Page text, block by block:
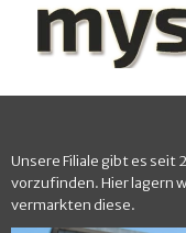
Unsere Filiale gibt es seit
vorzufinden. Hier lagern
vermarkten diese.